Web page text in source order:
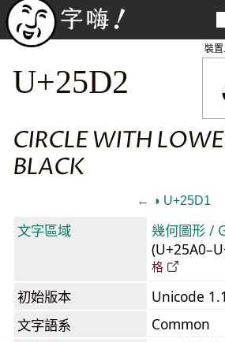
裝
U+25D2
CIRCLE WITH
BLACK
← ◑ U+25D1
文字區域
幾何圖形 /
格
初始版本
Unicode
文字語系
Common